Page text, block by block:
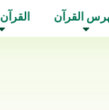
القرآن القرآن PDF